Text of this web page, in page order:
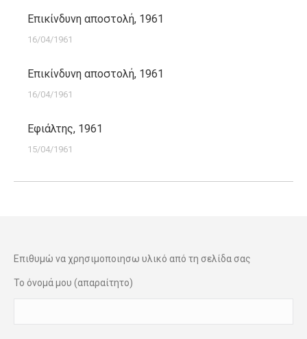
Επικίνδυνη αποστολή, 1961
16/04/1961
Επικίνδυνη αποστολή, 1961
16/04/1961
Εφιάλτης, 1961
15/04/1961
Επιθυμώ να χρησιμοποιησω υλικό από τη σελίδα σας
Το όνομά μου (απαραίτητο)